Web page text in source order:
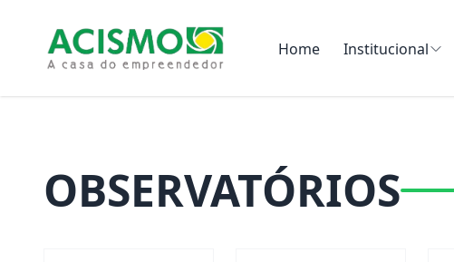
Home Institucional
OBSERVATÓRIOS